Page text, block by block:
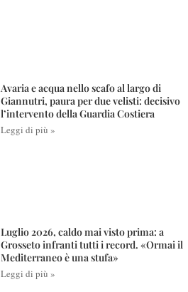
Avaria e acqua nello scafo al largo di
Giannutri, paura per due velisti: decisivo
l’intervento della Guardia Costiera
Leggi di più »
Luglio 2026, caldo mai visto prima: a
Grosseto infranti tutti i record. «Ormai il
Mediterraneo è una stufa»
Leggi di più »